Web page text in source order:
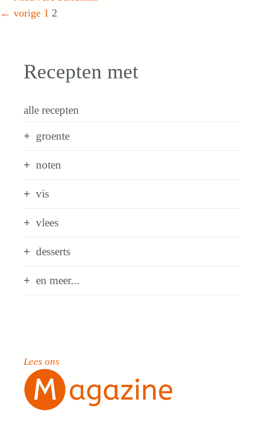
← vorige Pagina
1 Pagina
2
Recepten met
alle recepten
groente
noten
vis
vlees
desserts
en meer...
Lees ons